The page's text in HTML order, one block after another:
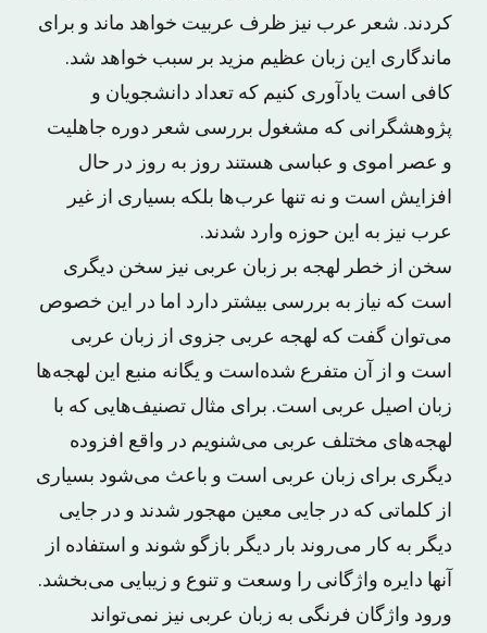
کردند. شعر عرب نیز ظرف عربیت خواهد ماند و برای
ماندگاری این زبان عظیم مزید بر سبب خواهد شد.
کافی است یادآوری کنیم که تعداد دانشجویان و
پژوهشگرانی که مشغول بررسی شعر دوره جاهلیت
و عصر اموی و عباسی هستند روز به روز در حال
افزایش است و نه تنها عرب‌ها بلکه بسیاری از غیر
عرب نیز به این حوزه وارد شدند.
سخن از خطر لهجه بر زبان عربی نیز سخن دیگری
است که نیاز به بررسی بیشتر دارد اما در این خصوص
می‌توان گفت که لهجه عربی جزوی از زبان عربی
است و از آن متفرع شده‌است و یگانه منبع این لهجه‌ها
زبان اصیل عربی است. برای مثال تصنیف‌هایی که با
لهجه‌های مختلف عربی می‌شنویم در واقع افزوده
دیگری برای زبان عربی است و باعث می‌شود بسیاری
از کلماتی که در جایی معین مهجور شدند و در جایی
دیگر به کار می‌روند بار دیگر بازگو شوند و استفاده از
آنها دایره واژگانی را وسعت و تنوع و زیبایی می‌بخشد.
ورود واژگان فرنگی به زبان عربی نیز نمی‌تواند